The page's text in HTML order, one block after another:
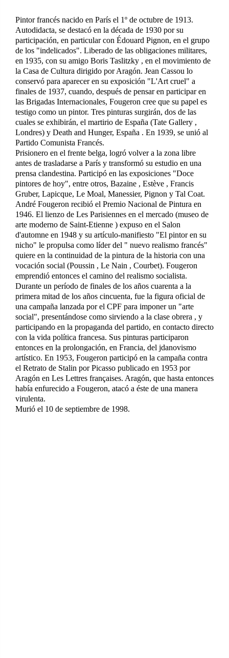
Pintor francés nacido en París el 1º de octubre de 1913.
Autodidacta, se destacó en la década de 1930 por su
participación, en particular con Édouard Pignon, en el grupo
de los "indelicados". Liberado de las obligaciones militares,
en 1935, con su amigo Boris Taslitzky , en el movimiento de
la Casa de Cultura dirigido por Aragón. Jean Cassou lo
conservó para aparecer en su exposición "L'Art cruel" a
finales de 1937, cuando, después de pensar en participar en
las Brigadas Internacionales, Fougeron cree que su papel es
testigo como un pintor. Tres pinturas surgirán, dos de las
cuales se exhibirán, el martirio de España (Tate Gallery ,
Londres) y Death and Hunger, España . En 1939, se unió al
Partido Comunista Francés.
Prisionero en el frente belga, logró volver a la zona libre
antes de trasladarse a París y transformó su estudio en una
prensa clandestina. Participó en las exposiciones "Doce
pintores de hoy", entre otros, Bazaine , Estève , Francis
Gruber, Lapicque, Le Moal, Manessier, Pignon y Tal Coat.
André Fougeron recibió el Premio Nacional de Pintura en
1946. El lienzo de Les Parisiennes en el mercado (museo de
arte moderno de Saint-Etienne ) expuso en el Salon
d'automne en 1948 y su artículo-manifiesto "El pintor en su
nicho" le propulsa como líder del " nuevo realismo francés"
quiere en la continuidad de la pintura de la historia con una
vocación social (Poussin , Le Nain , Courbet). Fougeron
emprendió entonces el camino del realismo socialista.
Durante un período de finales de los años cuarenta a la
primera mitad de los años cincuenta, fue la figura oficial de
una campaña lanzada por el CPF para imponer un "arte
social", presentándose como sirviendo a la clase obrera , y
participando en la propaganda del partido, en contacto directo
con la vida política francesa. Sus pinturas participaron
entonces en la prolongación, en Francia, del jdanovismo
artístico. En 1953, Fougeron participó en la campaña contra
el Retrato de Stalin por Picasso publicado en 1953 por
Aragón en Les Lettres françaises. Aragón, que hasta entonces
había enfurecido a Fougeron, atacó a éste de una manera
virulenta.
Murió el 10 de septiembre de 1998.